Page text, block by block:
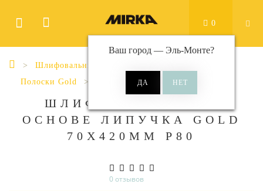
Ваш город — Эль-Монте?
0
Шлифовальные материалы
Полоски Gold
Gold 70x420 мм без отверстий
ШЛИФ МАТ НА БУМ
ОСНОВЕ ЛИПУЧКА GOLD
70X420ММ P80
0 отзывов